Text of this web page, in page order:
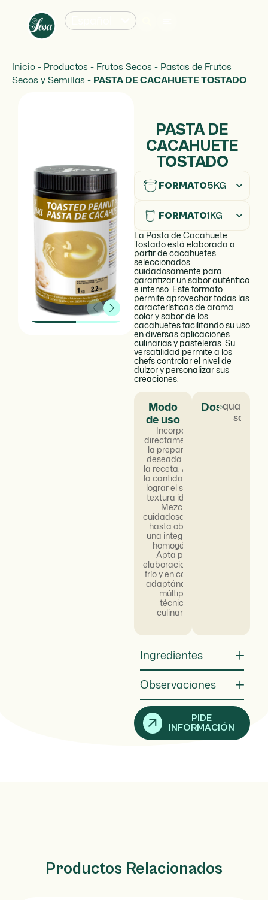
Inicio- Productos - Frutos Secos - Pastas de Frutos
Secos y Semillas - PASTA DE CACAHUETE TOSTADO
PASTA DE
CACAHUETE
TOSTADO
FORMATO5KG
FORMATO1KG
La Pasta de Cacahuete
Tostado está elaborada a
partir de cacahuetes
seleccionados
cuidadosamente para
garantizar un sabor auténtico
e intenso. Este formato
permite aprovechar todas las
características de aroma,
color y sabor de los
cacahuetes facilitando su uso
en diversas aplicaciones
culinarias y pasteleras. Su
versatilidad permite a los
chefs controlar el nivel de
dulzor y personalizar sus
creaciones.
Modo
de uso
Incorporar
directamente en
la preparación
deseada según
la receta. Ajustar
la cantidad para
lograr el sabor y
textura ideales.
Mezclar
cuidadosamente
hasta obtener
una integración
homogénea.
Apta para
elaboraciones en
frío y en caliente,
adaptándose a
múltiples
técnicas
culinarias.
Dosificación
quantum
satis
Ingredientes
Observaciones
PIDE
INFORMACIÓN
Productos Relacionados